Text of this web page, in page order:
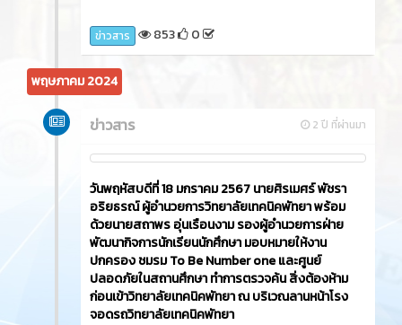
ข่าวสาร 853 0
พฤษภาคม 2024
2 ปี ที่ผ่านมา
ข่าวสาร
วันพฤหัสบดีที่ 18 มกราคม 2567 นายศิรเมศร์ พัชรา
อริยธรณ์ ผู้อำนวยการวิทยาลัยเทคนิคพัทยา พร้อม
ด้วยนายสถาพร อุ่นเรือนงาม รองผู้อำนวยการฝ่าย
พัฒนากิจการนักเรียนนักศึกษา มอบหมายให้งาน
ปกครอง ชมรม To Be Number one และศูนย์
ปลอดภัยในสถานศึกษา ทำการตรวจค้น สิ่งต้องห้าม
ก่อนเข้าวิทยาลัยเทคนิคพัทยา ณ บริเวณลานหน้าโรง
จอดรถวิทยาลัยเทคนิคพัทยา